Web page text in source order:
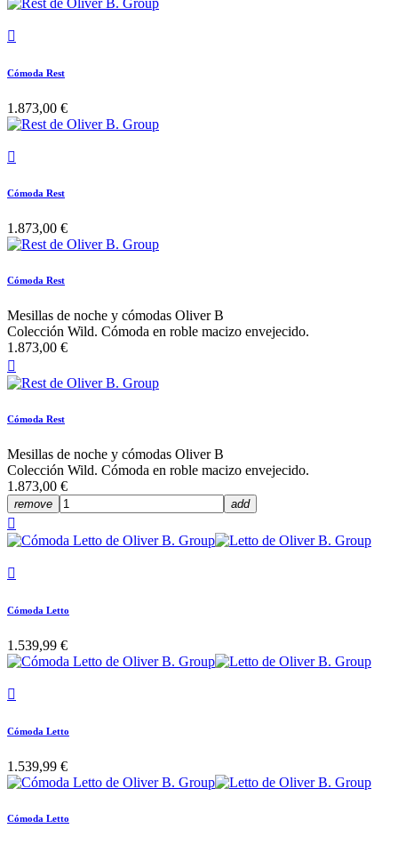

Cómoda Rest
1.873,00 €

Cómoda Rest
1.873,00 €
Cómoda Rest
Mesillas de noche y cómodas Oliver B
Colección Wild. Cómoda en roble macizo envejecido.
1.873,00 €

Cómoda Rest
Mesillas de noche y cómodas Oliver B
Colección Wild. Cómoda en roble macizo envejecido.
1.873,00 €
remove add


Cómoda Letto
1.539,99 €

Cómoda Letto
1.539,99 €
Cómoda Letto